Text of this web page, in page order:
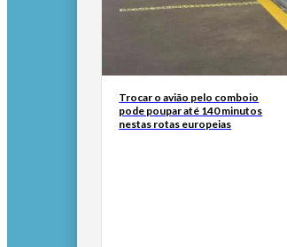
Trocar o avião pelo comboio
pode poupar até 140 minutos
nestas rotas europeias